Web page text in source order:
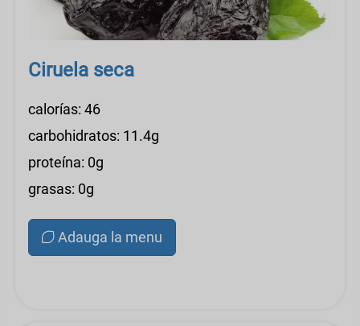
Ciruela seca
calorías: 46
carbohidratos: 11.4g
proteína: 0g
grasas: 0g
Adauga la menu